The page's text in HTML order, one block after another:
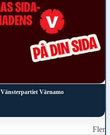
Vänsterpartiet Värnamo
Fler